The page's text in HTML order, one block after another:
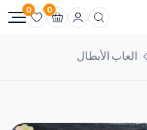
0
0
العاب الأبطال